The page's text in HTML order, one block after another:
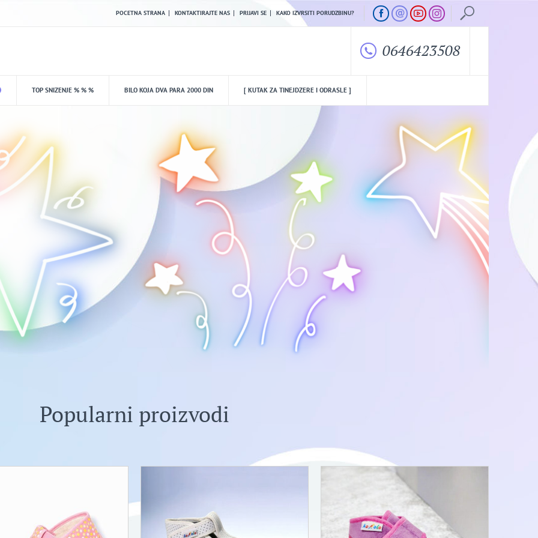
POCETNA STRANA KONTAKTIRAJTE NAS PRIJAVI SE KAKO IZVRSITI PORUDZBINU?
0646423508
TOP SNIZENJE % % % BILO KOJA DVA PARA 2000 DIN [ KUTAK ZA TINEJDZERE I ODRASLE ]
Popularni proizvodi